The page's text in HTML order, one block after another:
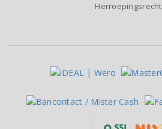
Herroepingsrecht